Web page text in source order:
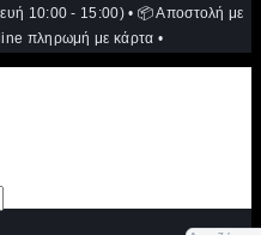
10:00 - 15:00) • 📦 Αποστολή με
πληρωμή με κάρτα •